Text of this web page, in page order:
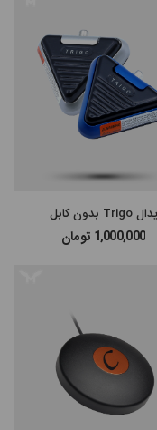
پدال Trigo بدون کابل
1,000,000 تومان